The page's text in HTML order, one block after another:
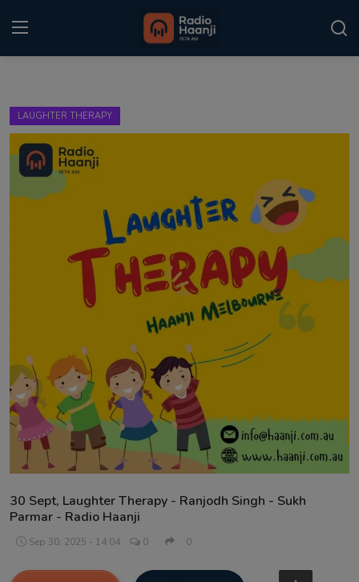
Home
Punjabi Podcast
Kitaab Kahani
Contact
LAUGHTER THERAPY
30 Sept, Laughter Therapy - Ranjodh Singh - Sukh
Parmar - Radio Haanji
Sep 30, 2025 - 14:04 0 0